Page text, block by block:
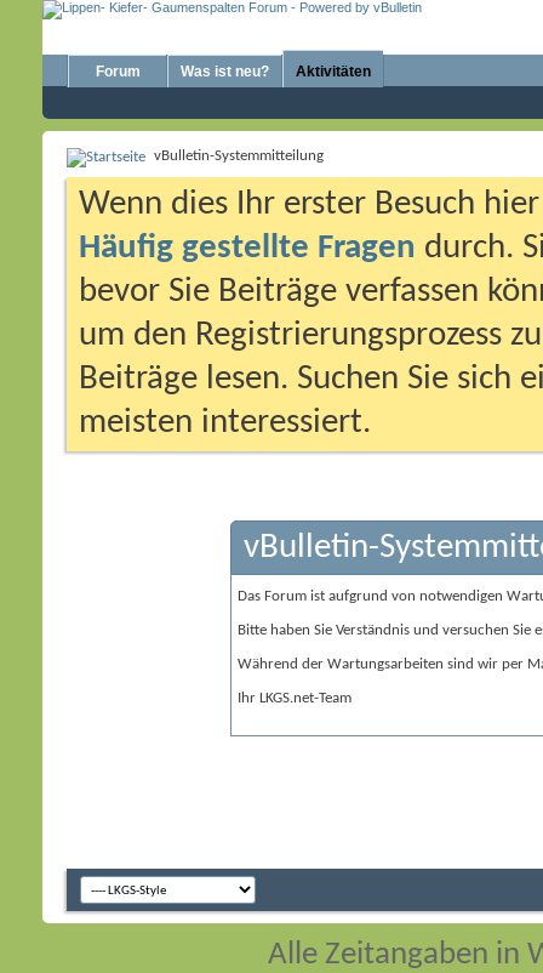
Forum Was ist neu? Aktivitäten
vBulletin-Systemmitteilung
Wenn dies Ihr erster Besuch
Häufig gestellte Fragen durch.
bevor Sie Beiträge verfassen
um den Registrierungsprozess
Beiträge lesen. Suchen Sie sich
meisten interessiert.
vBulletin-
Das Forum ist aufgrund von notwendigen
Bitte haben Sie Verständnis und versuchen Sie
Während der Wartungsarbeiten sind wir per
Ihr LKGS.net-Team
Alle Zeitangaben in